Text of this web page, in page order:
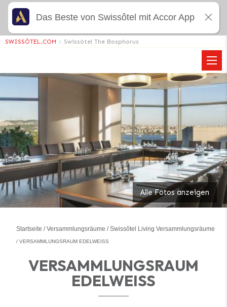
Alle Fotos anzeigen
Startseite Versammlungsräume Swissôtel Living Versammlungsräume
VERSAMMLUNGSRAUM EDELWEISS
VERSAMMLUNGSRAUM
EDELWEISS
SWISSÔTEL.COM > Swissôtel The Bosphorus
Das Beste von Swissôtel mit Accor App